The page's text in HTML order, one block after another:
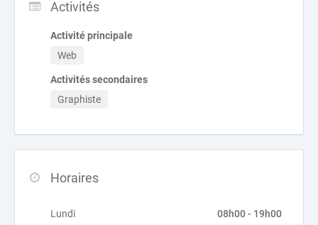
Activités
Activité principale
Web
Activités secondaires
Graphiste
Horaires
Lundi 08h00 - 19h00